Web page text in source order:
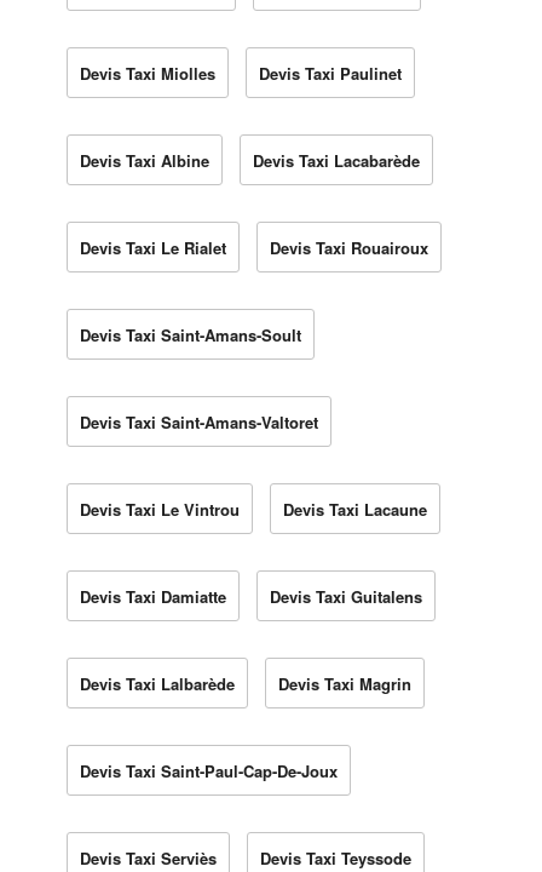
Devis Taxi Miolles Devis Taxi Paulinet
Devis Taxi Albine Devis Taxi Lacabarède
Devis Taxi Le Rialet Devis Taxi Rouairoux
Devis Taxi Saint-Amans-Soult
Devis Taxi Saint-Amans-Valtoret
Devis Taxi Le Vintrou Devis Taxi Lacaune
Devis Taxi Damiatte Devis Taxi Guitalens
Devis Taxi Lalbarède Devis Taxi Magrin
Devis Taxi Saint-Paul-Cap-De-Joux
Devis Taxi Serviès Devis Taxi Teyssode